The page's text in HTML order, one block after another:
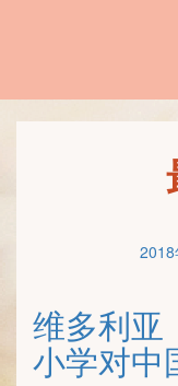
2018
维多利亚
小学对中